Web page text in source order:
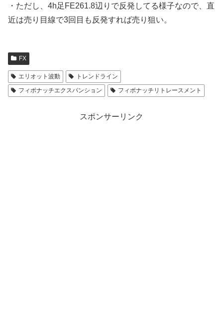
・ただし、4h足FE261.8辺りで反発してる様子なので、直
近は売り目線で3回目も反発すれば売り狙い。
FX
エリオット波動
トレンドライン
フィボナッチエクスパンション
フィボナッチリトレースメント
スポンサーリンク